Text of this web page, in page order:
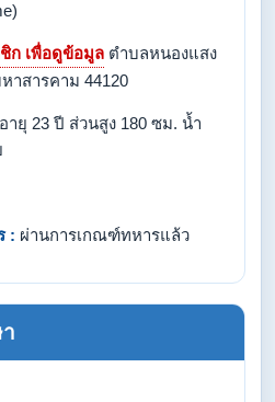
ก เพื่อดูข้อมูล ตำบลหนองแสง
าสารคาม 44120
ายุ 23 ปี ส่วนสูง 180 ซม. น้ำ
: ผ่านการเกณฑ์ทหารแล้ว